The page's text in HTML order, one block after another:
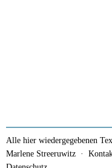
Alle hier wiedergegebenen
Marlene Streeruwitz ·